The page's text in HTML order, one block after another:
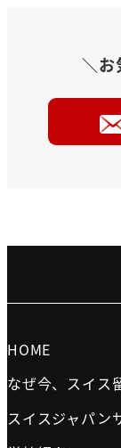
＼お
HOME
なぜ今、スイス
スイスジャパン